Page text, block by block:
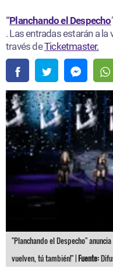
“Planchando el Despecho
. Las entradas estarán a
través deTicketmaster.
"Planchando el Despecho"
vuelven, tú también!" |Fuente: